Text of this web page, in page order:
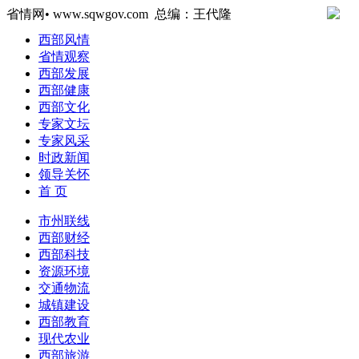
省情网• www.sqwgov.com 总编：王代隆
西部风情
省情观察
西部发展
西部健康
西部文化
专家文坛
专家风采
时政新闻
领导关怀
首 页
市州联线
西部财经
西部科技
资源环境
交通物流
城镇建设
西部教育
现代农业
西部旅游